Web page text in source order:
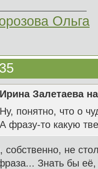
Ольга
Ирина Залетаева
Ну, понятно, что о
А фразу-то какую
собственно, не
Знать бы её,